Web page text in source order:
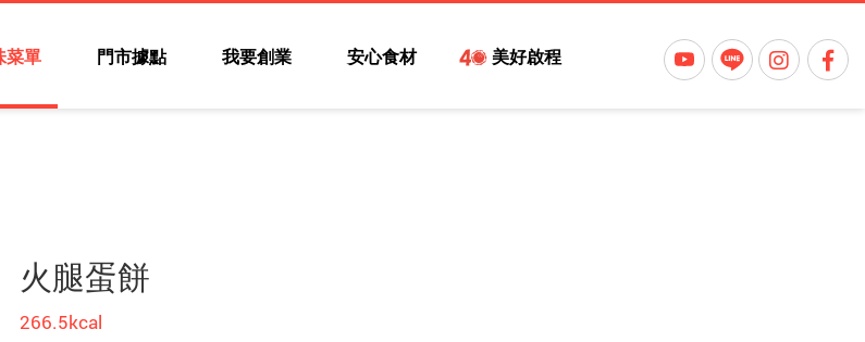
菜單 門市據點 我要創業 安心食材 美好啟程
火腿蛋餅
266.5kcal